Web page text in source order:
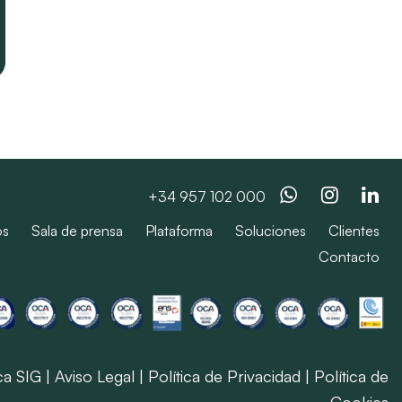
+34 957 102 000 Whatsapp
Sala de prensa Plataforma Soluciones
Clientes
Contacto
SIG | Aviso Legal | Política de Privacidad | Política de